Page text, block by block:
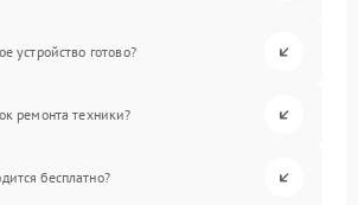
устройство готово?
ремонта техники?
бесплатно?